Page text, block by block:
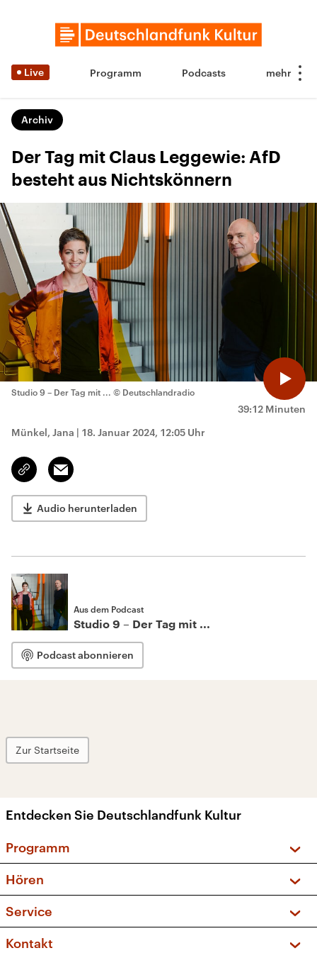
Live Programm Podcasts
Archiv
Der Tag mit Claus Leggewie: AfD
besteht aus Nichtskönnern
39:12 Minuten
Studio 9 – Der Tag mit ... © Deutschlandradio
Münkel, Jana | 18. Januar 2024, 12:05 Uhr
Link
kopieren/teilen
Email
Audio herunterladen
Aus dem Podcast
Studio 9 – Der Tag mit ...
Podcast abonnieren
Zur Startseite
Entdecken Sie Deutschlandfunk Kultur
Programm
Sendungen und Podcasts
Musikliste
Kakadu – Das Kinderprogramm
Hören
Frequenzen (UKW + DAB+)
Service
FAQ
Kontakt